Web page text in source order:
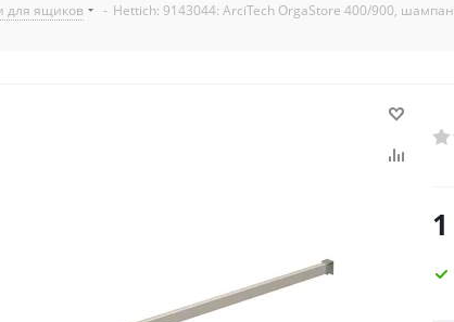
для ящиков - Hettich: 9143044: ArciTech OrgaStore 400/900,